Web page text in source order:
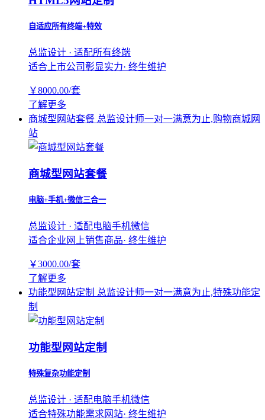
自适应所有终端+特效
总监设计 · 适配所有终端
适合上市公司彰显实力· 终生维护
￥8000.00/套
了解更多
商城型网站套餐 总监设计师一对一满意为止,购物商城网
站
商城型网站套餐
电脑+手机+微信三合一
总监设计 · 适配电脑手机微信
适合企业网上销售商品· 终生维护
￥3000.00/套
了解更多
功能型网站定制 总监设计师一对一满意为止,特殊功能定
制
功能型网站定制
特殊复杂功能定制
总监设计 · 适配电脑手机微信
适合特殊功能需求网站· 终生维护